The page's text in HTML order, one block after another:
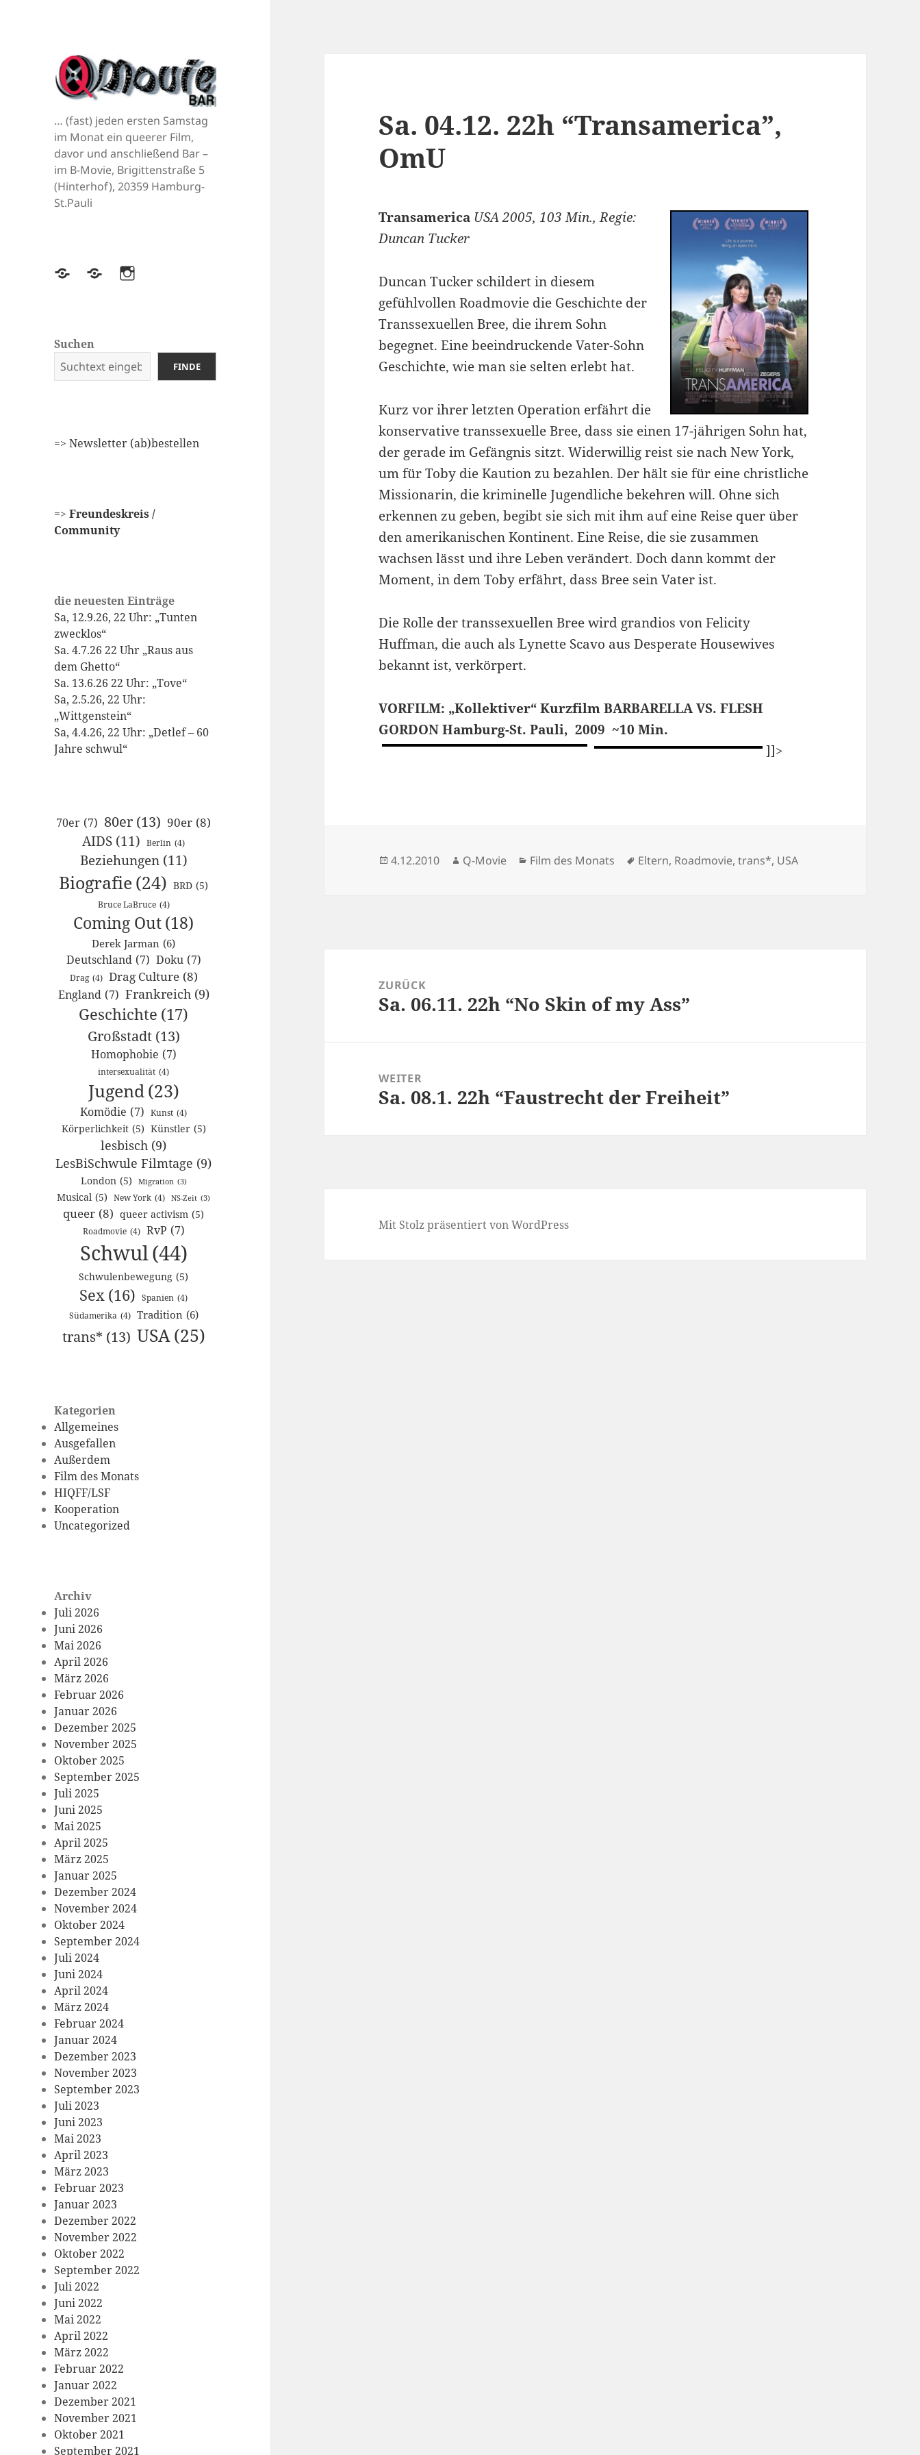
… (fast) jeden ersten Samstag
im Monat ein queerer Film,
davor und anschließend Bar –
im B-Movie, Brigittenstraße 5
(Hinterhof), 20359 Hamburg-
St.Pauli
BlueskyMastodonInstagram
Suchen
FINDE
=> Newsletter (ab)bestellen
=>Freundeskreis /
Community
die neuesten Einträge
Sa, 12.9.26, 22 Uhr: „Tunten
zwecklos“
Sa. 4.7.26 22 Uhr „Raus aus
dem Ghetto“
Sa. 13.6.26 22 Uhr: „Tove“
Sa, 2.5.26, 22 Uhr:
„Wittgenstein“
Sa, 4.4.26, 22 Uhr: „Detlef – 60
Jahre schwul“
70er (7) 80er (13) 90er (8)
AIDS (11) Berlin (4)
Beziehungen (11)
Biografie(24) BRD (5)
Bruce LaBruce (4)
Coming Out(18)
Derek Jarman (6)
Deutschland (7) Doku (7)
Drag (4) Drag Culture (8)
England (7) Frankreich (9)
Geschichte (17)
Großstadt (13)
Homophobie (7)
intersexualität (4)
Jugend(23)
Komödie (7) Kunst (4)
Körperlichkeit (5) Künstler (5)
lesbisch (9)
LesBiSchwule Filmtage (9)
London (5) Migration (3)
Musical (5) New York (4) NS-Zeit (3)
queer (8) queer activism (5)
Roadmovie (4) RvP (7)
Schwul(44)
Schwulenbewegung (5)
Sex (16) Spanien (4)
Südamerika (4) Tradition (6)
trans* (13) USA(25)
Kategorien
Allgemeines
Ausgefallen
Außerdem
Film des Monats
HIQFF/LSF
Kooperation
Uncategorized
Archiv
Juli 2026
Juni 2026
Mai 2026
April 2026
März 2026
Februar 2026
Januar 2026
Dezember 2025
November 2025
Oktober 2025
September 2025
Juli 2025
Juni 2025
Mai 2025
April 2025
März 2025
Januar 2025
Dezember 2024
November 2024
Oktober 2024
September 2024
Juli 2024
Juni 2024
April 2024
März 2024
Februar 2024
Januar 2024
Dezember 2023
November 2023
September 2023
Juli 2023
Juni 2023
Mai 2023
April 2023
März 2023
Februar 2023
Januar 2023
Dezember 2022
November 2022
Oktober 2022
September 2022
Juli 2022
Juni 2022
Mai 2022
April 2022
März 2022
Februar 2022
Januar 2022
Dezember 2021
November 2021
Oktober 2021
September 2021
Sa. 04.12. 22h “Transamerica”,
OmU
Transamerica USA 2005, 103 Min., Regie:
Duncan Tucker
Duncan Tucker schildert in diesem
gefühlvollen Roadmovie die Geschichte der
Transsexuellen Bree, die ihrem Sohn
begegnet. Eine beeindruckende Vater-Sohn
Geschichte, wie man sie selten erlebt hat.
Kurz vor ihrer letzten Operation erfährt die
konservative transsexuelle Bree, dass sie einen 17-jährigen Sohn hat,
der gerade im Gefängnis sitzt. Widerwillig reist sie nach New York,
um für Toby die Kaution zu bezahlen. Der hält sie für eine christliche
Missionarin, die kriminelle Jugendliche bekehren will. Ohne sich
erkennen zu geben, begibt sie sich mit ihm auf eine Reise quer über
den amerikanischen Kontinent. Eine Reise, die sie zusammen
wachsen lässt und ihre Leben verändert. Doch dann kommt der
Moment, in dem Toby erfährt, dass Bree sein Vater ist.
Die Rolle der transsexuellen Bree wird grandios von Felicity
Huffman, die auch als Lynette Scavo aus Desperate Housewives
bekannt ist, verkörpert.
VORFILM: „Kollektiver“ Kurzfilm BARBARELLA VS.FLESH
GORDON Hamburg-St. Pauli, 2009 ~10 Min.
]]>
Veröffentlicht
4.12.2010 Autor
Q-Movie Kategorien
Film des Monats Schlagwörter
Eltern, Roadmovie,trans*, USA
ZURÜCK
Vorheriger
Sa. 06.11. 22h “No Skin of my Ass”
WEITER
Nächster
Sa. 08.1. 22h “Faustrecht der Freiheit”
Mit Stolz präsentiert von WordPress